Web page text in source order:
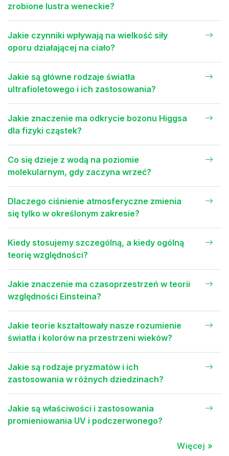
zrobione lustra weneckie?
Jakie czynniki wpływają na wielkość siły
oporu działającej na ciało?
Jakie są główne rodzaje światła
ultrafioletowego i ich zastosowania?
Jakie znaczenie ma odkrycie bozonu Higgsa
dla fizyki cząstek?
Co się dzieje z wodą na poziomie
molekularnym, gdy zaczyna wrzeć?
Dlaczego ciśnienie atmosferyczne zmienia
się tylko w określonym zakresie?
Kiedy stosujemy szczególną, a kiedy ogólną
teorię względności?
Jakie znaczenie ma czasoprzestrzeń w teorii
względności Einsteina?
Jakie teorie kształtowały nasze rozumienie
światła i kolorów na przestrzeni wieków?
Jakie są rodzaje pryzmatów i ich
zastosowania w różnych dziedzinach?
Jakie są właściwości i zastosowania
promieniowania UV i podczerwonego?
Więcej »